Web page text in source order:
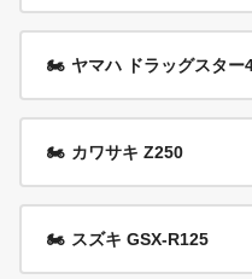
🏍️ ヤマハ ドラッグスター
🏍️ カワサキ Z250
🏍️ スズキ GSX-R125